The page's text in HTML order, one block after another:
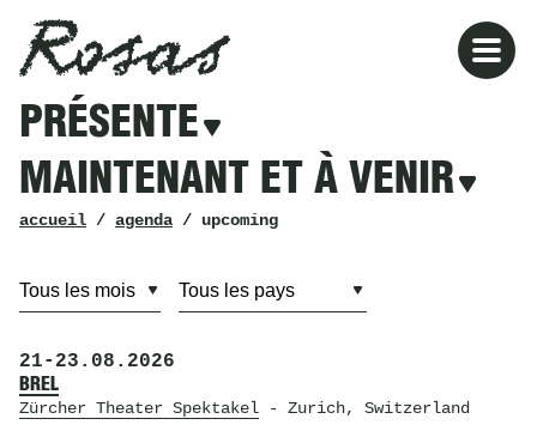
Rosas
présente
maintenant
et
venir
Filtres
PRÉSENTE
MAINTENANT ET À VENIR
fil
accueil/ agenda/ upcoming
21- 23.08.2026
BREL
Zürcher Theater Spektakel- Zurich, Switzerland